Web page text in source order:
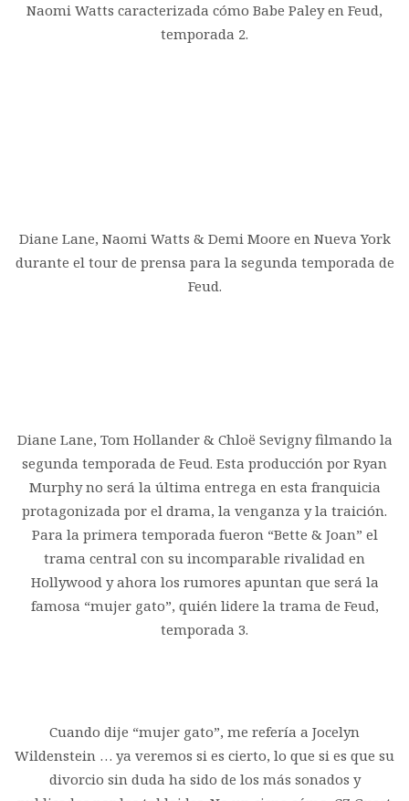
Naomi Watts caracterizada cómo Babe Paley en Feud,
temporada 2.
Diane Lane, Naomi Watts & Demi Moore en Nueva York
durante el tour de prensa para la segunda temporada de
Feud.
Diane Lane, Tom Hollander & Chloë Sevigny filmando la
segunda temporada de Feud. Esta producción por Ryan
Murphy no será la última entrega en esta franquicia
protagonizada por el drama, la venganza y la traición.
Para la primera temporada fueron “Bette & Joan” el
trama central con su incomparable rivalidad en
Hollywood y ahora los rumores apuntan que será la
famosa “mujer gato”, quién lidere la trama de Feud,
temporada 3.
Cuando dije “mujer gato”, me refería a Jocelyn
Wildenstein … ya veremos si es cierto, lo que si es que su
divorcio sin duda ha sido de los más sonados y